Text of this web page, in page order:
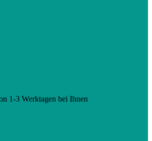
1-3 Werktagen bei Ihnen